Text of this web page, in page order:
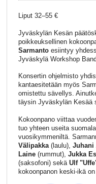
Liput 32–55 €
Jyväskylän Kesän
poikkeuksellinen
Sarmantoesiintyy
Jyväskylä Workshop
Konsertin ohjelmisto
kantaesitetään myös
omistettu sävellys.
täysin Jyväskylän Kesää
Kokoonpano viittaa
tuo yhteen useita
vuosikymmeniltä.
Välipakka(laulu), Juhani
Laine(rummut), Jukka
(saksofoni) sekäUlf
kokoonpanon keski-ikä on